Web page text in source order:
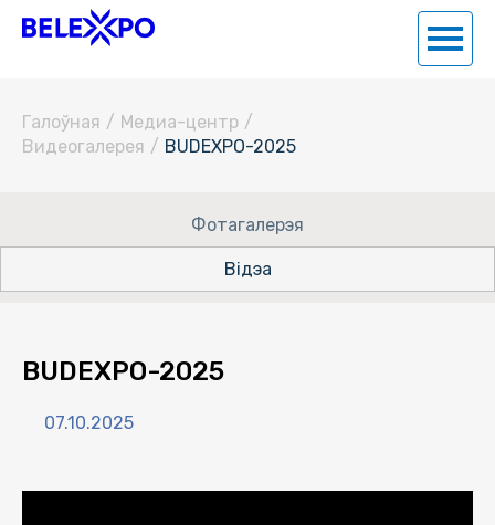
Галоўная / Медиа-центр /
Видеогалерея / BUDEXPO-2025
Фотагалерэя
Відэа
BUDEXPO-2025
07.10.2025